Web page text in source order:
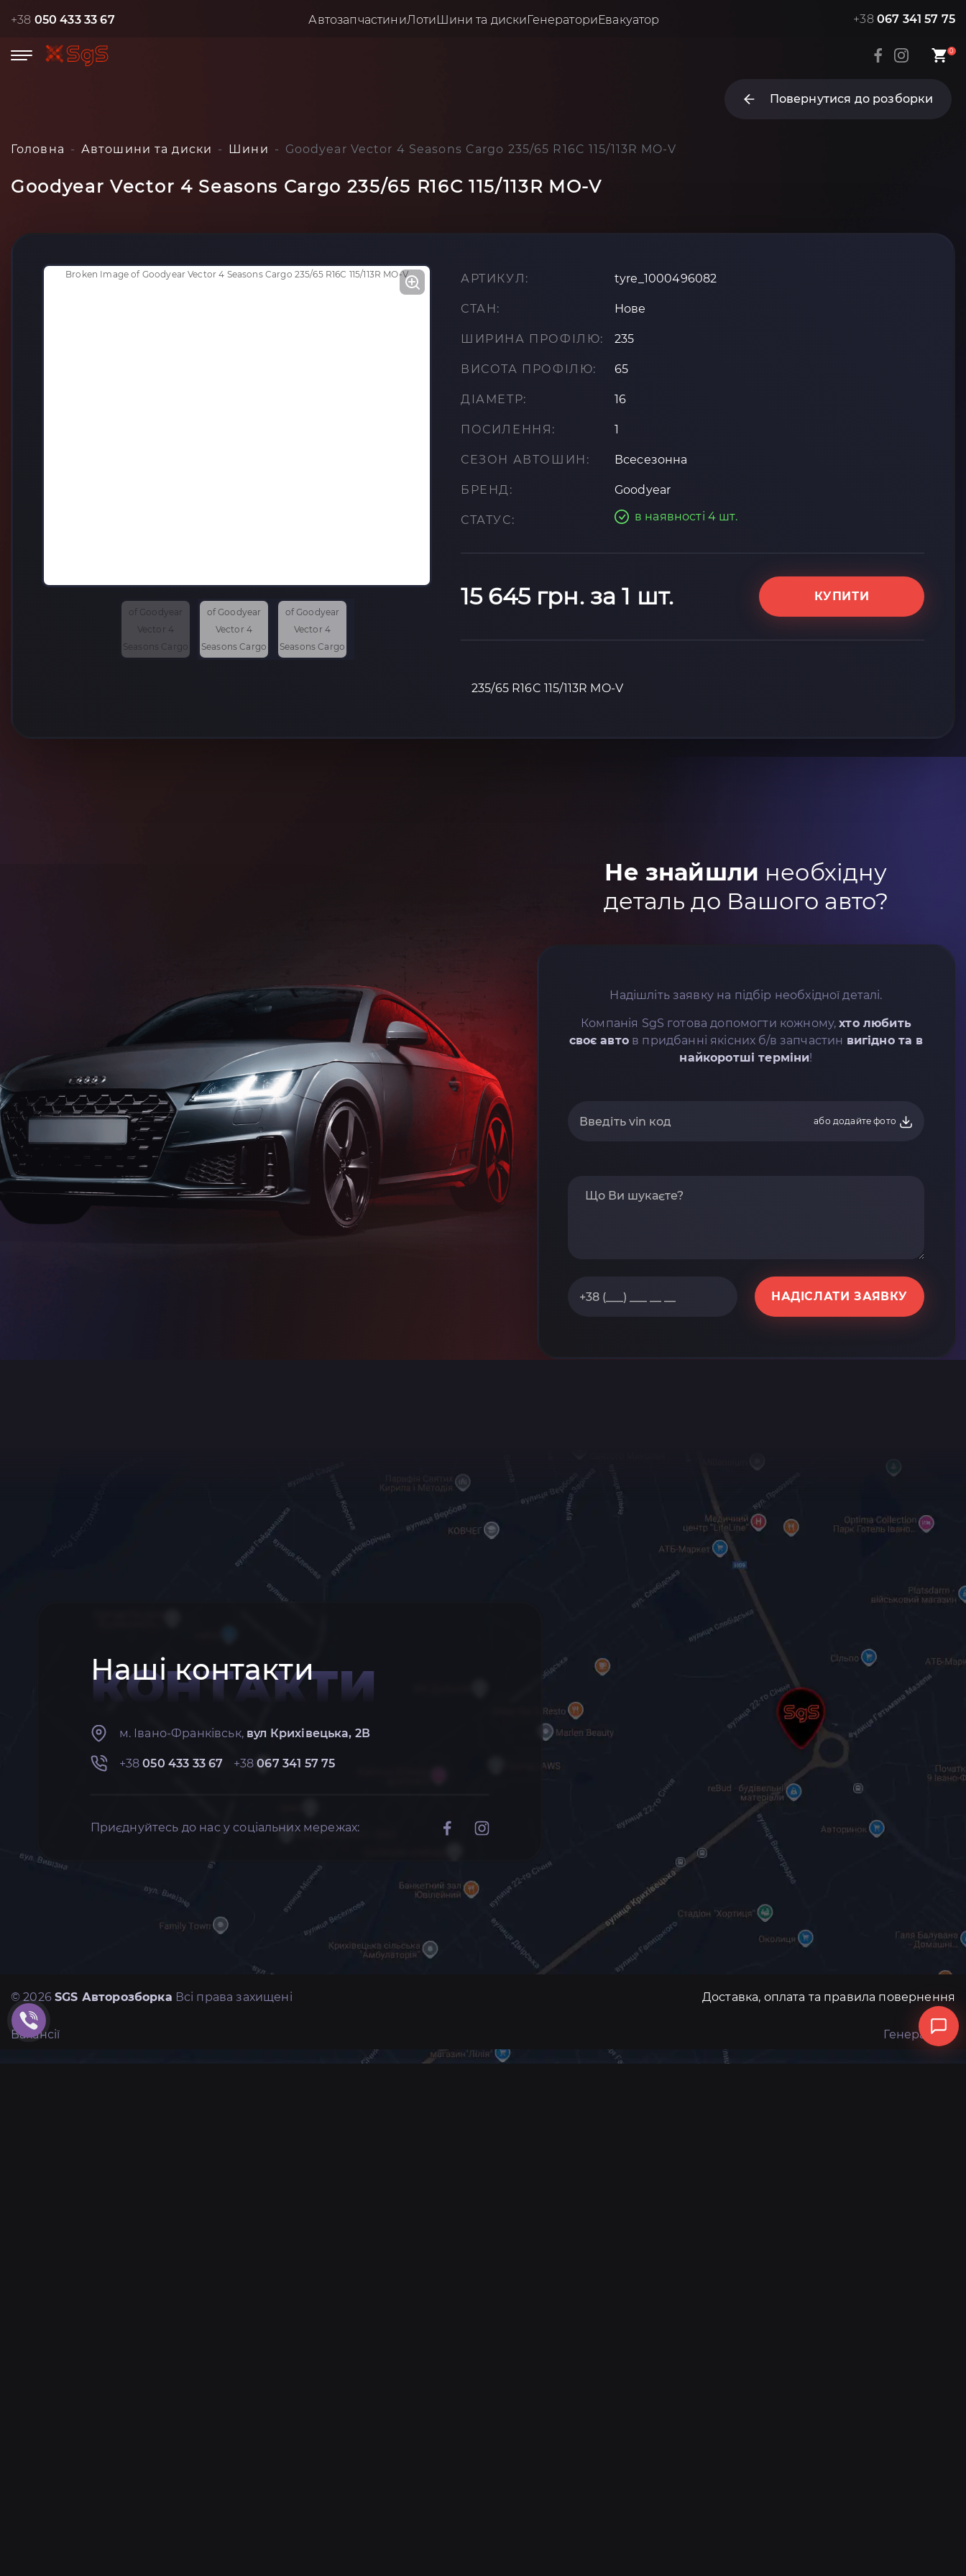
+38 050 433 33 67 АвтозапчастиниЛотиШини та дискиГенераториЕвакуатор +38 067 341 57 75
0
Повернутися до розборки
Головна Автошини та диски Шини Goodyear Vector 4 Seasons Cargo 235/65 R16C 115/113R MO-V
Goodyear Vector 4 Seasons Cargo 235/65 R16C 115/113R MO-V
АРТИКУЛ: tyre_1000496082
СТАН: Нове
ШИРИНА ПРОФІЛЮ: 235
ВИСОТА ПРОФІЛЮ: 65
ДІАМЕТР: 16
ПОСИЛЕННЯ: 1
СЕЗОН АВТОШИН: Всесезонна
БРЕНД: Goodyear
СТАТУС: в наявності 4 шт.
15 645 грн. за 1 шт. КУПИТИ
235/65 R16C 115/113R MO-V
Не знайшли необхідну
деталь до Вашого авто?
Надішліть заявку на підбір необхідної деталі.
Компанія SgS готова допомогти кожному,хто любить
своє автов придбанні якісних б/в запчастин вигідно та в
найкоротші терміни!
або додайте фото
НАДІСЛАТИ ЗАЯВКУ
Наші контакти
КОНТАКТИ
м. Івано-Франківськ, вул Крихівецька, 2В
+38050 433 33 67 +38067 341 57 75
Приєднуйтесь до нас у соціальних мережах:
© 2026SGS Авторозборка Всі права захищені Доставка, оплата та правила повернення
Вакансії Генератори